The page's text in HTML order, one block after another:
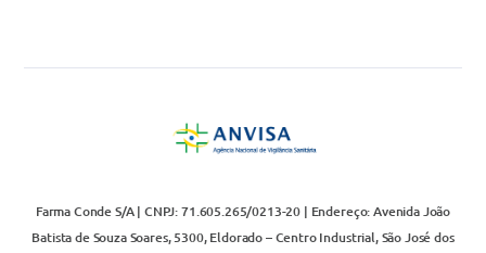
Farma Conde S/A | CNPJ: 71.605.265/0213-20 | Endereço: Avenida João
Batista de Souza Soares, 5300, Eldorado – Centro Industrial, São José dos